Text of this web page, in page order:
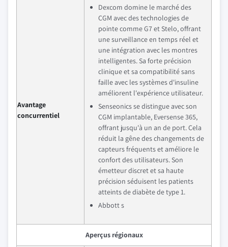
Avantage
concurrentiel
Dexcom domine le marché des
CGM avec des technologies de
pointe comme G7 et Stelo, offrant
une surveillance en temps réel et
une intégration avec les montres
intelligentes. Sa forte précision
clinique et sa compatibilité sans
faille avec les systèmes d'insuline
améliorent l'expérience utilisateur.
Senseonics se distingue avec son
CGM implantable, Eversense 365,
offrant jusqu'à un an de port. Cela
réduit la gêne des changements de
capteurs fréquents et améliore le
confort des utilisateurs. Son
émetteur discret et sa haute
précision séduisent les patients
atteints de diabète de type 1.
Abbott s
Aperçus régionaux